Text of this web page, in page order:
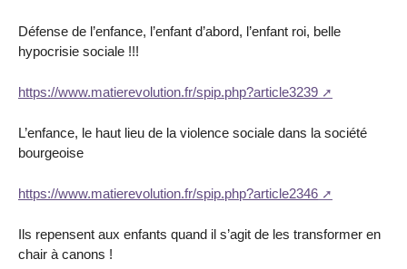
Défense de l’enfance, l’enfant d’abord, l’enfant roi, belle
hypocrisie sociale !!!
https://www.matierevolution.fr/spip.php?article3239
L’enfance, le haut lieu de la violence sociale dans la société
bourgeoise
https://www.matierevolution.fr/spip.php?article2346
Ils repensent aux enfants quand il s’agit de les transformer en
chair à canons !